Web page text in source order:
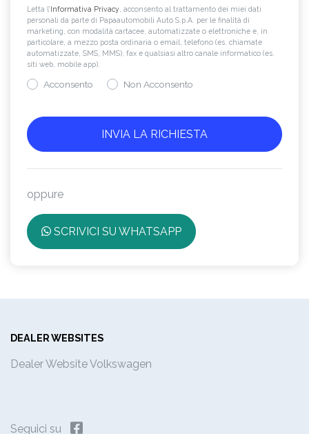
Letta l’Informativa Privacy , acconsento al trattamento dei miei dati
personali da parte di Papaautomobili Auto S.p.A. per le finalità di
marketing, con modalità cartacee, automatizzate o elettroniche e, in
particolare, a mezzo posta ordinaria o email, telefono (es. chiamate
automatizzate, SMS, MMS), fax e qualsiasi altro canale informatico (es.
siti web, mobile app).
Acconsento Non Acconsento
oppure
SCRIVICI SU WHATSAPP
DEALER WEBSITES
Dealer Website Volkswagen
Seguici su